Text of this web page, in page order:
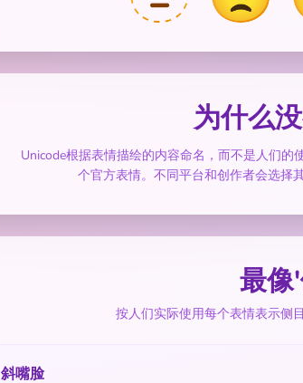
为什么
Unicode根据表情描绘的内容命名，而不是人们
个官方表情。不同平台和创作者会选择
最像
按人们实际使用每个表情表示侧
斜嘴脸